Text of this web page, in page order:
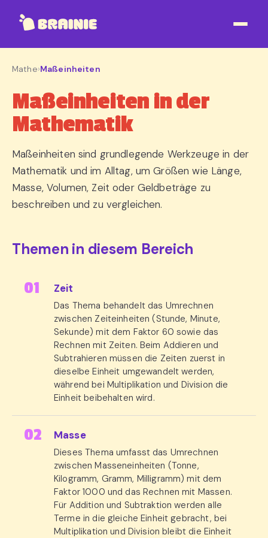
Mathe›Maßeinheiten
Maßeinheiten in der
Mathematik
Maßeinheiten sind grundlegende Werkzeuge in der
Mathematik und im Alltag, um Größen wie Länge,
Masse, Volumen, Zeit oder Geldbeträge zu
beschreiben und zu vergleichen.
Themen in diesem Bereich
Zeit
Das Thema behandelt das Umrechnen
zwischen Zeiteinheiten (Stunde, Minute,
Sekunde) mit dem Faktor 60 sowie das
Rechnen mit Zeiten. Beim Addieren und
Subtrahieren müssen die Zeiten zuerst in
dieselbe Einheit umgewandelt werden,
während bei Multiplikation und Division die
Einheit beibehalten wird.
Masse
Dieses Thema umfasst das Umrechnen
zwischen Masseneinheiten (Tonne,
Kilogramm, Gramm, Milligramm) mit dem
Faktor 1000 und das Rechnen mit Massen.
Für Addition und Subtraktion werden alle
Terme in die gleiche Einheit gebracht, bei
Multiplikation und Division bleibt die Einheit